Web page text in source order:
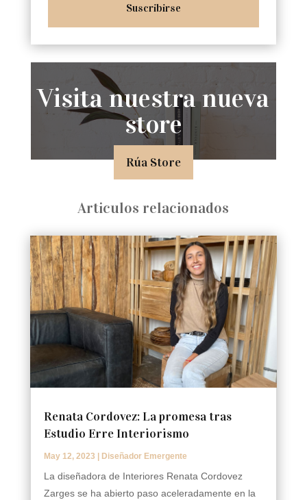
Suscribirse
Visita nuestra nueva
store
Rúa Store
Articulos relacionados
Renata Cordovez: La promesa tras
Estudio Erre Interiorismo
May 12, 2023 | Diseñador Emergente
La diseñadora de Interiores Renata Cordovez
Zarges se ha abierto paso aceleradamente en la